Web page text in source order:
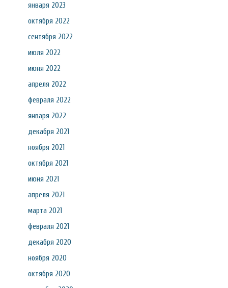
января 2023
октября 2022
сентября 2022
июля 2022
июня 2022
апреля 2022
февраля 2022
января 2022
декабря 2021
ноября 2021
октября 2021
июня 2021
апреля 2021
марта 2021
февраля 2021
декабря 2020
ноября 2020
октября 2020